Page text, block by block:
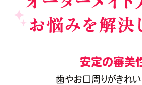
安定の審美
歯やお口周りがきれい